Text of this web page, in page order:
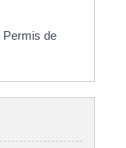
Permis de